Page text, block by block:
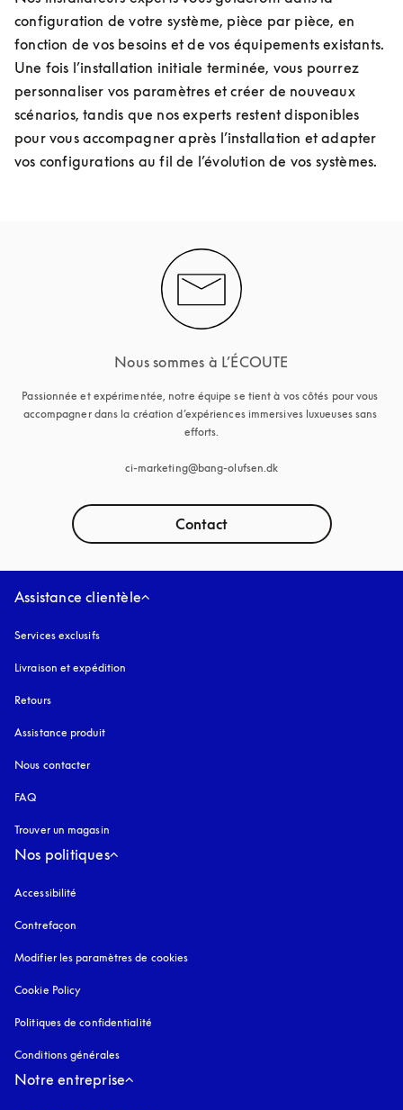
configuration de votre système, pièce par pièce, en
fonction de vos besoins et de vos équipements existants.
Une fois l’installation initiale terminée, vous pourrez
personnaliser vos paramètres et créer de nouveaux
scénarios, tandis que nos experts restent disponibles
pour vous accompagner après l’installation et adapter
vos configurations au fil de l’évolution de vos systèmes.
Nous sommes à L’ÉCOUTE
Passionnée et expérimentée, notre équipe se tient à vos côtés pour vous
accompagner dans la création d’expériences immersives luxueuses sans
efforts.
ci-marketing@bang-olufsen.dk
Contact
Assistance clientèle
Services exclusifs
Livraison et expédition
Retours
Assistance produit
Nous contacter
FAQ
Trouver un magasin
Nos politiques
Accessibilité
Contrefaçon
Modifier les paramètres de cookies
Cookie Policy
Politiques de confidentialité
Conditions générales
Notre entreprise